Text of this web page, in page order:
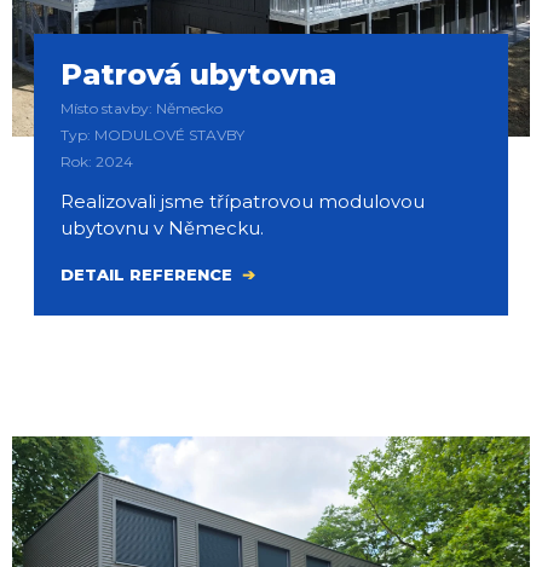
Patrová ubytovna
Místo stavby: Německo
Typ: MODULOVÉ STAVBY
Rok: 2024
Realizovali jsme třípatrovou modulovou
ubytovnu v Německu.
DETAIL REFERENCE